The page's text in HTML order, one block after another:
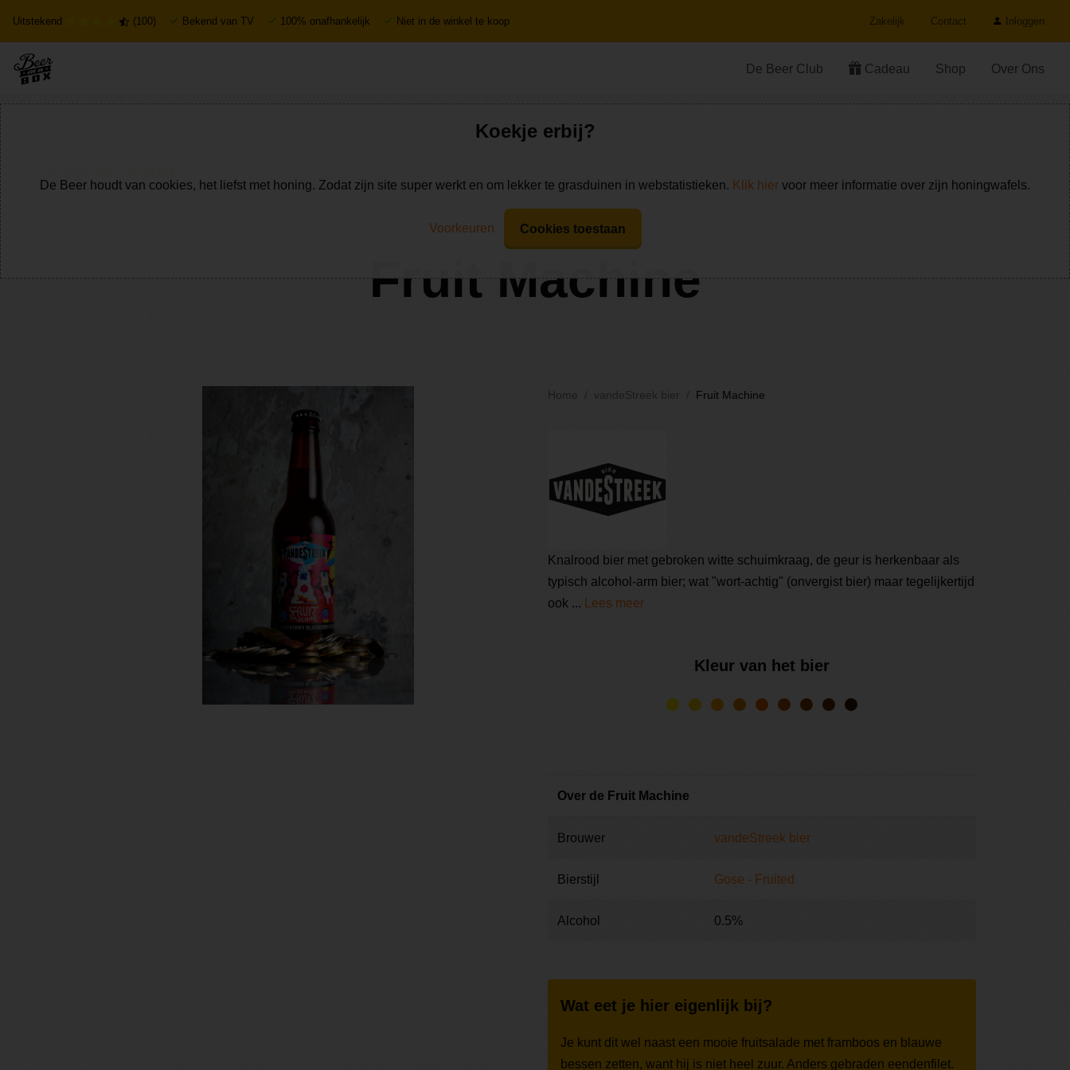
Uitstekend (100) Bekend van TV 100% onafhankelijk Niet in de winkel te koop Zakelijk Contact Inloggen
De Beer Club Cadeau Shop Over Ons
Fruit Machine
Home vandeStreek bier Fruit Machine
Knalrood bier met gebroken witte schuimkraag, de geur is herkenbaar als
typisch alcohol-arm bier; wat "wort-achtig" (onvergist bier) maar tegelijkertijd
ook ... Lees meer
Kleur van het bier
Over de Fruit Machine
Brouwer vandeStreek bier
Bierstijl Gose - Fruited
Alcohol 0.5%
Wat eet je hier eigenlijk bij?
Je kunt dit wel naast een mooie fruitsalade met framboos en blauwe
bessen zetten, want hij is niet heel zuur. Anders gebraden eendenfilet.
Koekje erbij?
De Beer houdt van cookies, het liefst met honing. Zodat zijn site super werkt en om lekker te grasduinen in webstatistieken. Klik hier voor meer informatie over zijn honingwafels.
Voorkeuren Cookies toestaan